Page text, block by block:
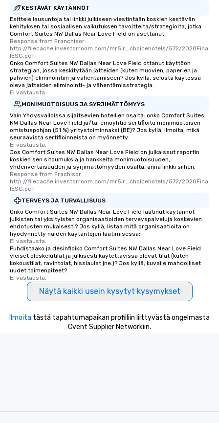
KESTÄVÄT KÄYTÄNNÖT
Esittele lausuntoja tai linkki julkiseen viestintään koskien kestävän
kehityksen tai sosiaalisen vaikutuksen tavoitteita/strategioita, jotka
Comfort Suites NW Dallas Near Love Field on asettanut.
Response from Franchisor:
http://filecache.investorroom.com/mr5ir_choicehotels/572/2020Fina
lESG.pdf
Onko Comfort Suites NW Dallas Near Love Field ottanut käyttöön
strategian, jossa keskitytään jätteiden (kuten muovien, paperien ja
pahvien) eliminointiin ja vähentämiseen? Jos kyllä, selosta käytössä
oleva jätteiden eliminointi- ja vähentämisstrategia.
Ei vastausta.
MONIMUOTOISUUS JA SYRJIMÄTTÖMYYS
Vain Yhdysvalloissa sijaitsevien hotellien osalta: onko Comfort Suites
NW Dallas Near Love Field ja/tai emoyhtiö sertifioitu monimuotoisen
omistuspohjan (51 %) yritystoiminnaksi (BE)? Jos kyllä, ilmoita, mikä
seuraavista sertifioinneista on myönnetty:
Ei vastausta.
Jos Comfort Suites NW Dallas Near Love Field on julkaissut raportin
koskien sen sitoumuksia ja hankkeita monimuotoisuuden,
yhdenvertaisuuden ja syrjimättömyyden osalta, anna linkki siihen.
Response from Frachisor:
http://filecache.investorroom.com/mr5ir_choicehotels/572/2020Fina
lESG.pdf
TERVEYS JA TURVALLISUUS
Onko Comfort Suites NW Dallas Near Love Field laatinut käytännöt
julkisten tai yksityisten organisaatioiden terveyspalveluja koskevien
ehdotusten mukaisesti? Jos kyllä, listaa mitä organisaatioita on
hyödynnetty näiden käytäntöjen laatimisessa:
Ei vastausta.
Puhdistaako ja desinfioiko Comfort Suites NW Dallas Near Love Field
yleiset oleskelutilat ja julkisesti käytettävissä olevat tilat (kuten
kokoustilat, ravintolat, hissiaulat jne.)? Jos kyllä, kuvaile mahdolliset
uudet toimenpiteet?
Ei vastausta.
Näytä kaikki usein kysytyt kysymykset
Ilmoita tästä tapahtumapaikan profiiliin liittyvästä ongelmasta
Cvent Supplier Networkiin.